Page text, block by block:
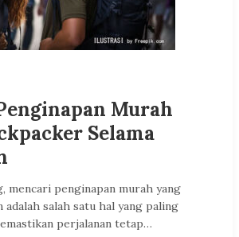
Murah
Selama
mencari penginapan murah yang
adalah salah satu hal yang paling
perjalanan tetap…